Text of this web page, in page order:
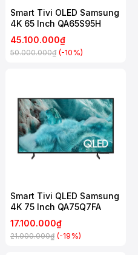
Smart Tivi OLED Samsung
4K 65 Inch QA65S95H
45.100.000₫
50.000.000₫ (-10%)
Smart Tivi QLED Samsung
4K 75 Inch QA75Q7FA
17.100.000₫
21.000.000₫ (-19%)